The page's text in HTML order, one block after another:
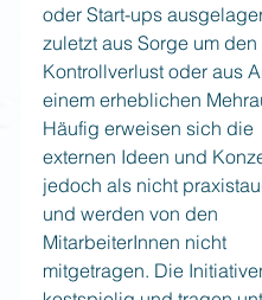
oder Start-ups
zuletzt aus Sorge um den
Kontrollverlust oder aus
einem erheblichen
Häufig erweisen sich die
externen Ideen und
jedoch als nicht
und werden von den
MitarbeiterInnen nicht
mitgetragen. Die